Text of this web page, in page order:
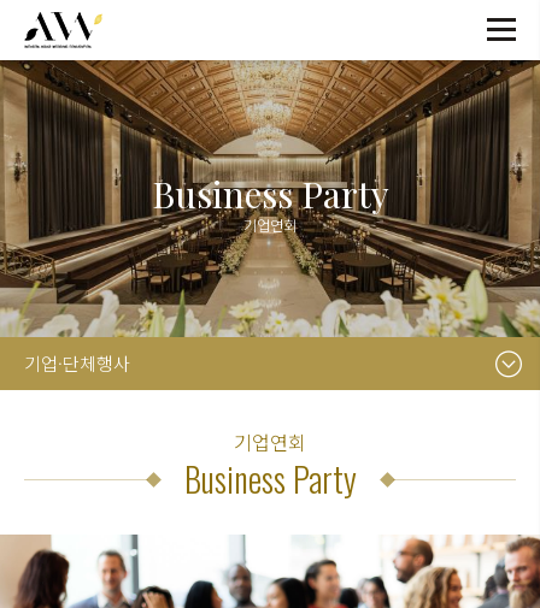
Business Party
기업연회
기업·단체행사
기업연회
Business Party